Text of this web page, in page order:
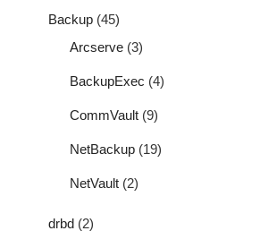
Backup (45)
Arcserve (3)
BackupExec (4)
CommVault (9)
NetBackup (19)
NetVault (2)
drbd (2)